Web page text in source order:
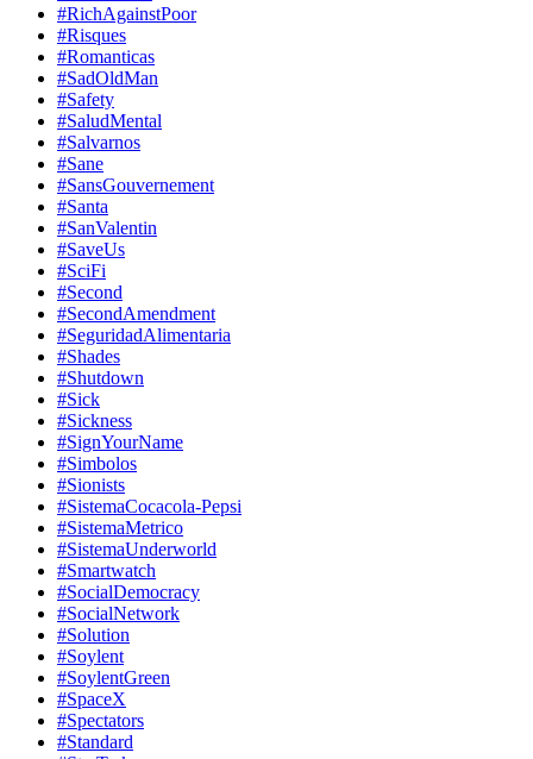
#RichAgainstPoor
#Risques
#Romanticas
#SadOldMan
#Safety
#SaludMental
#Salvarnos
#Sane
#SansGouvernement
#Santa
#SanValentin
#SaveUs
#SciFi
#Second
#SecondAmendment
#SeguridadAlimentaria
#Shades
#Shutdown
#Sick
#Sickness
#SignYourName
#Simbolos
#Sionists
#SistemaCocacola-Pepsi
#SistemaMetrico
#SistemaUnderworld
#Smartwatch
#SocialDemocracy
#SocialNetwork
#Solution
#Soylent
#SoylentGreen
#SpaceX
#Spectators
#Standard